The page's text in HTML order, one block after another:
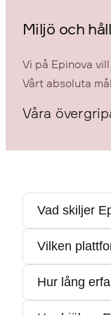
Miljö och
Vi på Epinova
Vårt absoluta
Våra
Vad skiljer
Epinova
Vilken
Epinova
Hur lång